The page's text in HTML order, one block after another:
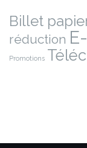
Billet
réduction
Promotions